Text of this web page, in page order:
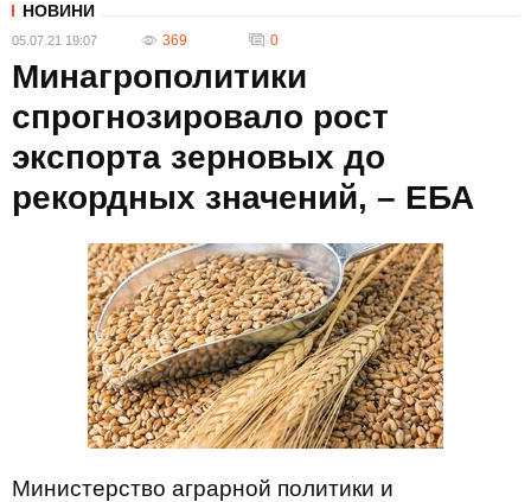
НОВИНИ
05.07.21 19:07 369 0
Минагрополитики
спрогнозировало рост
экспорта зерновых до
рекордных значений, – ЕБА
Министерство аграрной политики и